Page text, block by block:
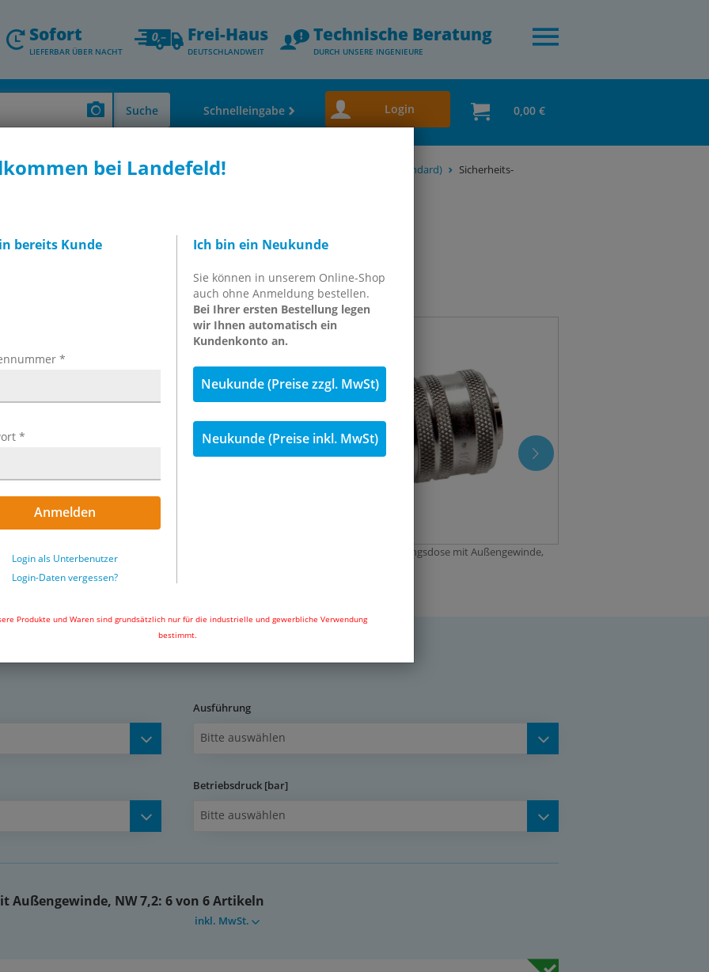
bei Landefeld!
bereits Kunde
*
*
Anmelden
Login als Unterbenutzer
Login-Daten vergessen?
Ich bin ein Neukunde
Sie können in unserem Online-Shop
auch ohne Anmeldung bestellen.
Bei Ihrer ersten Bestellung legen
wir Ihnen automatisch ein
Kundenkonto an.
Neukunde (Preise zzgl. MwSt)
Neukunde (Preise inkl. MwSt)
Produkte und Waren sind grundsätzlich nur für die industrielle und gewerbliche Verwendung
bestimmt.
Sofort
LIEFERBAR ÜBER NACHT
Frei-Haus
DEUTSCHLANDWEIT
Technische Beratung
DURCH UNSERE INGENIEURE
Suche Schnelleingabe Login 0,00 €
Hydraulikkupplungen & andere) Werkstatt-Sicherheitskupplungen, NW 7,2 (Standard)
Sicherheits-
mit
7,2
Exemplarische Darstellung: Sicherheits-Kupplungsdose mit Außengewinde,
wichtig ist
Dichtung: NBR
Das Entkuppeln erfolgt in 2
während
wird. Durch Ziehen
verhindert.
der Kupplung, da der
(E ... 07), Festo (KD4 / KS4
Ausführung
Bitte auswählen
Betriebsdruck [bar]
Bitte auswählen
Außengewinde, NW 7,2: 6 von 6 Artikeln
inkl. MwSt.